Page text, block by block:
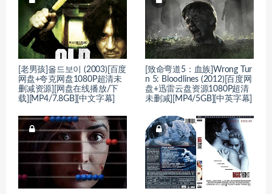
[老男孩]올드보이 (2003)[百度
网盘+夸克网盘1080P超清未
删减资源][网盘在线播放/下
载][MP4/7.8GB][中文字幕]
[致命弯道5：血族]Wrong Tur
n 5: Bloodlines (2012)[百度网
盘+迅雷云盘资源1080P超清
未删减][MP4/5GB][中英字幕]